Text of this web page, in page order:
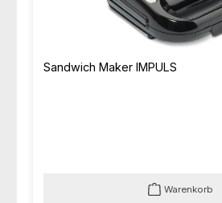
Sandwich Maker IMPULS
Warenkorb